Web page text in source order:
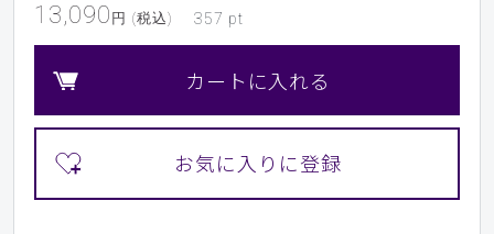
13,090 円 (税込) 357 pt
カートに入れる